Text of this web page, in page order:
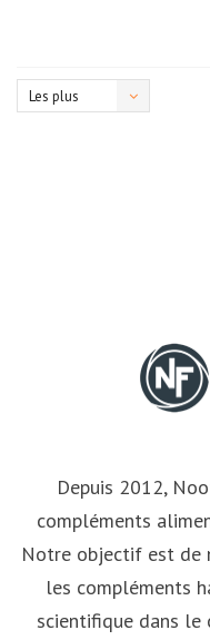
Les plus
Depuis 2012,
compléments
Notre objectif est de
les compléments
scientifique dans le